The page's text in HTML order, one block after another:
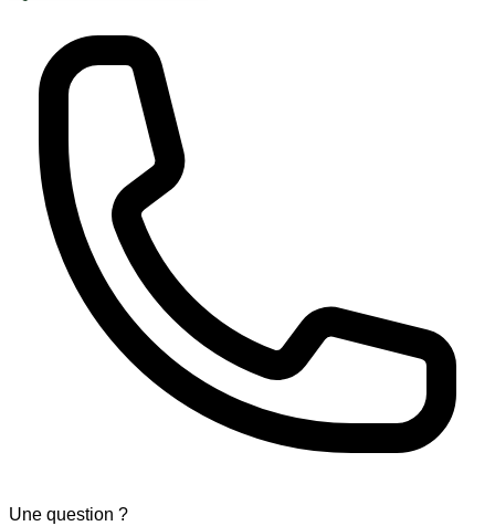
Une question ?